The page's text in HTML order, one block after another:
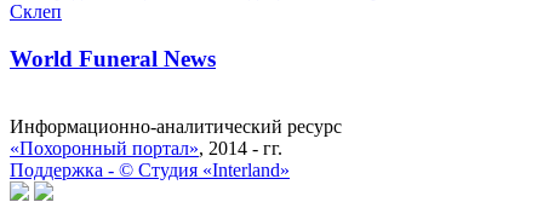
Склеп
World Funeral News
Информационно-аналитический ресурс
«Похоронный портал», 2014 - гг.
Поддержка - © Cтудия «Interland»